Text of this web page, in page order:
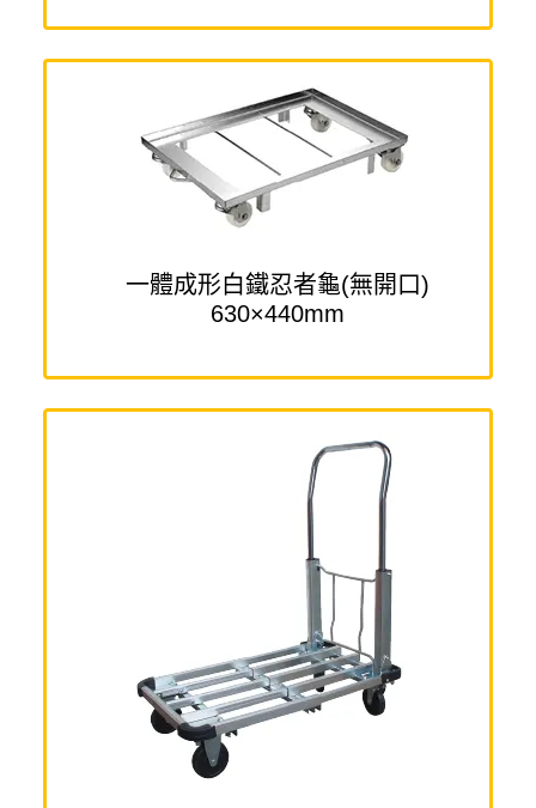
一體成形白鐵忍者龜(無開口)
630×440mm